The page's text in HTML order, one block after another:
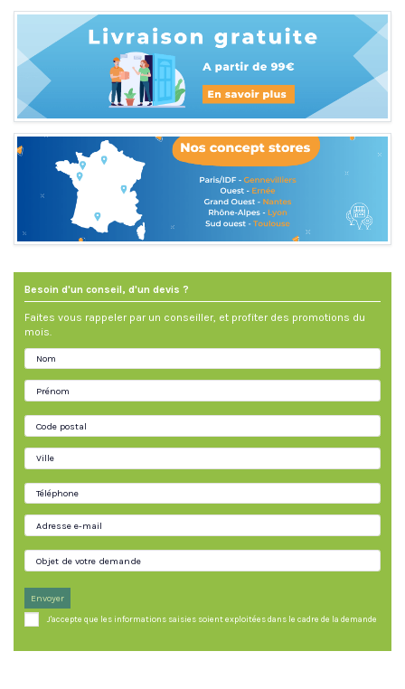
Besoin d'un conseil, d'un devis ?
Faites vous rappeler par un conseiller, et profiter des promotions du
mois.
Envoyer
J'accepte que les informations saisies soient exploitées dans le cadre de la demande